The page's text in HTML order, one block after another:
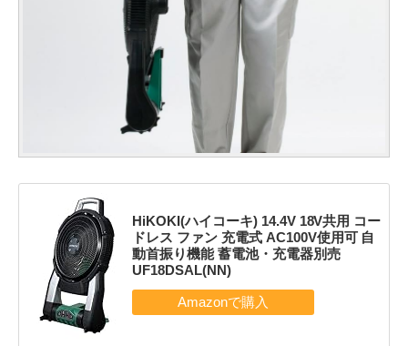
HiKOKI(ハイコーキ) 14.4V 18V共用 コー
ドレス ファン 充電式 AC100V使用可 自
動首振り機能 蓄電池・充電器別売
UF18DSAL(NN)